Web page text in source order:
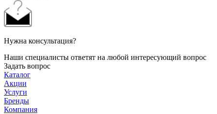
Нужна консультация?
Наши специалисты ответят на любой интересующий вопрос
Задать вопрос
Каталог
Акции
Услуги
Бренды
Компания